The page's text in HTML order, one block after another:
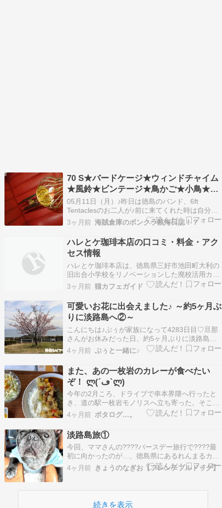
70 S★バードケージ★ウィンドチャイム
★風鈴★ビンテージ★鳥かご★小鳥★オ
リエンタル★ウィンドベル★
05月11日（月）♪昨日は徳島のバンド、6ft
Tentaclesのお二人が♪前に来てくれた時は自分が
レジンでシュランケンヘッドを作ってた時だった
そうで、今回はジェニー・ハニヴァー作ってるっ
て見せたら喜んでくれました♪笑色々と話せてめ
ちゃくちゃ楽しい時間だった♪本日もカイゾクソ
ウ…
3ヶ月前 海賊倉庫のボンクラ航海日誌！？
ハレとケ珈琲本店の口コミ・料金・アク
セス情報
ハレとケ珈琲本店は、徳島県三好市池田町大利の
旧出合小学校をリノベーションした廃校活用カフ
ェです。自家焙煎珈琲と窯焼きピッツァで知ら
れ、敷地内には保護猫プロジェクト「まち猫フル
ネス」の保護猫ルームが併設されています。本記
事では公式サイトと地域メディアで確認できた情
報をもとに、料金、…
3ヶ月前 猫カフェガイド
可愛いお花に出会えました♪ ～約5ヶ月ぶ
りに淡路島へ②～
こんにちは♪ぷぅが家族になって4283日目♡旦那
さんがお休みだった日、約5ヶ月ぶりに淡路島へ
お出掛けすることになりました☆お花を愛でなが
ら のんびりお散歩しますヾ(*´∀｀*)ﾉ前回の続きで
す☆3月17日のお話です☆神戸淡路鳴門自動車道
上にある【淡路SA(下り)】で気分転換してい…
4ヶ月前 ぷぅと一緒に♪
また、あの一枚岩のカレーが食べたい
ぞ！ ლ(´ڡ`ლ)
今年の2月ころ、ドライブで串本界隈へ行ったと
き、道の駅一枚岩モノリスへ立ち寄った。そこで
頂いた野菜カレーが絶品だったのだ。一見、ダム
カレーのような形状であるが、これが実にマイル
ドで美味しいのである。毎回、古座街道をサイク
リングするときには必ず立ち寄っているスポット
である。カヌー…
4ヶ月前 ポタログ…。
淡路島旅①
今回、ママさんの????バースデー旅行で????最
初に向かったのが…、徳島県にあるれんまるカフ
ェ‼️中庭があって…、蓮根が埋まってまし
た。????店内に入ってみると…、蓮根チップ
た‼️????席は、????‍♂️こちら‼️なぎお…
4ヶ月前 きょうのなぎお【フレンチブルドッグ】
続きを表示